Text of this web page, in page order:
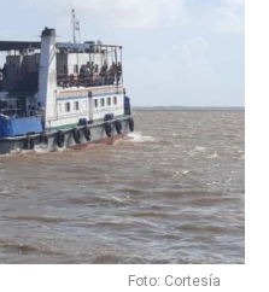
Foto: Cortesía